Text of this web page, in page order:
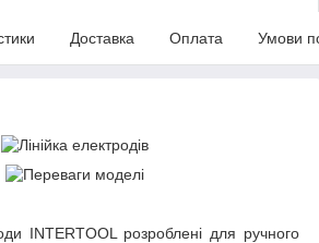
Доставка Оплата Умови
INTERTOOL розроблені для ручного